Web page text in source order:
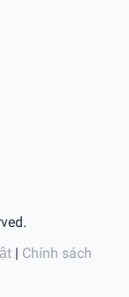
| Chính sách